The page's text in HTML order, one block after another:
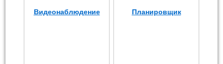
Видеонаблюдение Планировщик